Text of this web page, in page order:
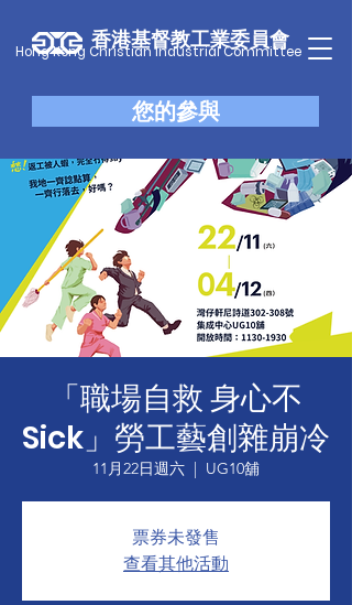
您的參與
香港基督教工業委員會
Hong Kong Christian Industrial Committee
「職場自救 身心不
Sick」勞工藝創雜崩冷
11月22日週六
  |
UG10舖
票券未發售
查看其他活動